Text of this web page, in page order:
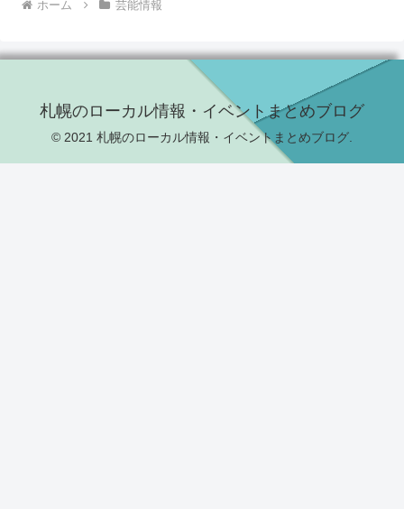
ホーム 芸能情報
札幌のローカル情報・イベントまとめブログ
© 2021 札幌のローカル情報・イベントまとめブログ.